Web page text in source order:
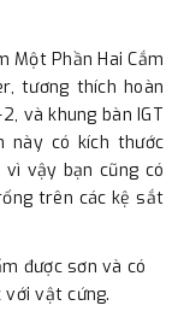
Một Phần Hai Cắm
tương thích hoàn
và khung bàn IGT
này có kích thước
vậy bạn cũng có
trên các kệ sắt
được sơn và có
vật cứng.